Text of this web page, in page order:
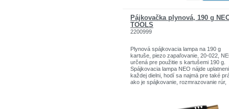
Pájkovačka plynová, 190 g
TOOLS
2200999
Plynová spájkovacia lampa na 190 g
kartuše, piezo zapaľovanie, 20-022,
určená pre použitie s kartušemi 190 g.
Spájkovacia lampa NEO nájde
každej dielni, hodí sa najmä pre také
ako je spájkovanie, rozmrazovanie rúr,